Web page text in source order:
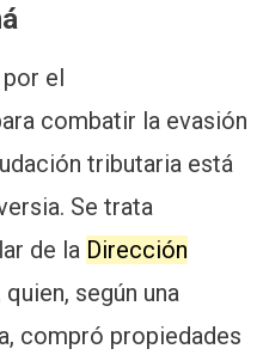
el
combatir la evasión
tributaria está
Se trata
de la Dirección
quien, según una
compró propiedades